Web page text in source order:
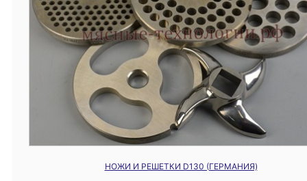
НОЖИ И РЕШЕТКИ D130 (ГЕРМАНИЯ)